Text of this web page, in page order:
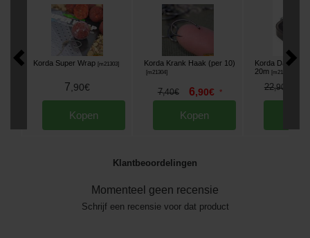
Korda Super Wrap [m21303]
7,90€
Kopen
Korda Krank Haak (per 10)
[m21304]
7,40€ 6,90€ *
Kopen
Korda Dark
20m [m21305
22,90
Klantbeoordelingen
Momenteel geen recensie
Schrijf een recensie voor dat product